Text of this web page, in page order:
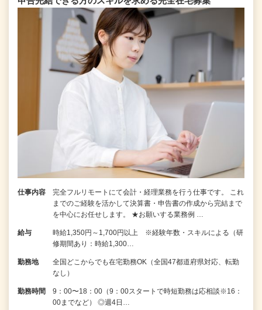
仕事内容
完全フルリモートにて会計・経理業務を行う仕事です。 これ
までのご経験を活かして決算書・申告書の作成から完結まで
を中⼼にお任せします。 ★お願いする業務例 …
給与
時給1,350円～1,700円以上 ※経験年数・スキルによる（研
修期間あり：時給1,300…
勤務地
全国どこからでも在宅勤務OK（全国47都道府県対応、転勤
なし）
勤務時間
9：00〜18：00（9：00スタートで時短勤務は応相談※16：
00までなど） ◎週4日…